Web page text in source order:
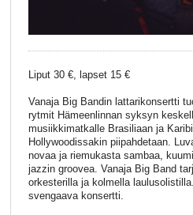
Liput 30 €, lapset 15 €
Vanaja Big Bandin lattarikonsertti
rytmit Hämeenlinnan syksyn
musiikkimatkalle Brasiliaan ja
Hollywoodissakin piipahdetaan.
novaa ja riemukasta sambaa,
jazzin groovea. Vanaja Big Band
orkesterilla ja kolmella
svengaava konsertti.